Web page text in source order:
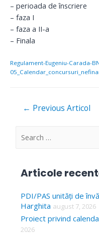
– perioada de înscriere
– faza I – 24
– faza a II-a –
– Finala – 10 -
Regulament-Eugeniu-Carada-
Navigare
← Previous Articol
S
c
h
f
Articole
PDI/PAS unități de
Harghita august 7, 2026
Proiect privind
2026